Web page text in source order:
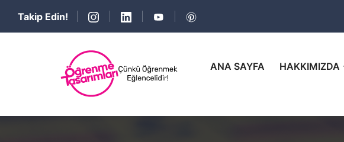
Takip Edin!
ANA SAYFA HAKKIMIZDA